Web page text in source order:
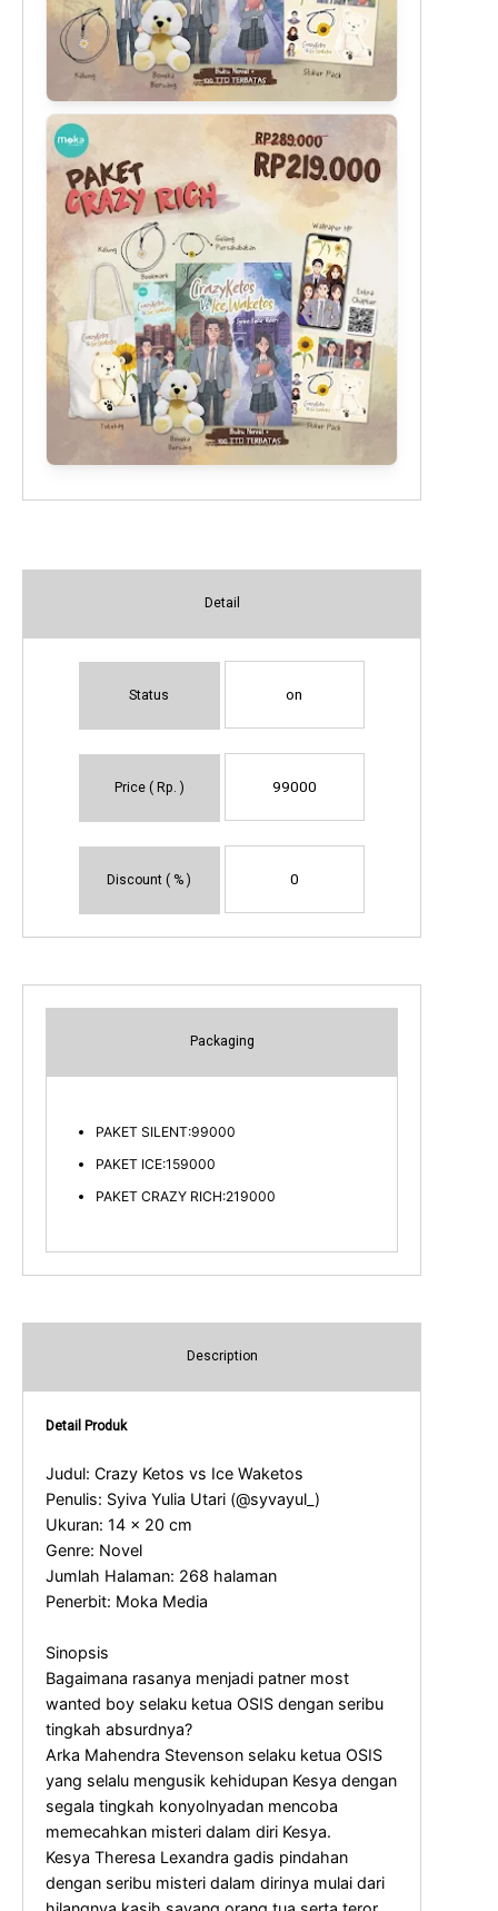
Detail
Status on
Price ( Rp. ) 99000
Discount ( % ) 0
Packaging
PAKET SILENT:99000
PAKET ICE:159000
PAKET CRAZY RICH:219000
Description
Detail Produk
Judul: Crazy Ketos vs Ice Waketos
Penulis: Syiva Yulia Utari (@syvayul_)
Ukuran: 14 x 20 cm
Genre: Novel
Jumlah Halaman: 268 halaman
Penerbit: Moka Media
Sinopsis
Bagaimana rasanya menjadi patner most
wanted boy selaku ketua OSIS dengan seribu
tingkah absurdnya?
Arka Mahendra Stevenson selaku ketua OSIS
yang selalu mengusik kehidupan Kesya dengan
segala tingkah konyolnyadan mencoba
memecahkan misteri dalam diri Kesya.
Kesya Theresa Lexandra gadis pindahan
dengan seribu misteri dalam dirinya mulai dari